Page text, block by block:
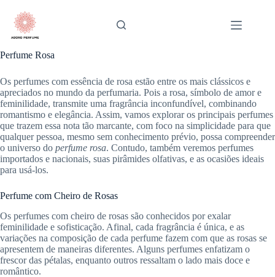
para
conteúdo
Perfume Rosa
Os perfumes com essência de rosa estão entre os mais clássicos e
apreciados no mundo da perfumaria. Pois a rosa, símbolo de amor e
feminilidade, transmite uma fragrância inconfundível, combinando
romantismo e elegância. Assim, vamos explorar os principais perfumes
que trazem essa nota tão marcante, com foco na simplicidade para que
qualquer pessoa, mesmo sem conhecimento prévio, possa compreender
o universo do perfume rosa. Contudo, também veremos perfumes
importados e nacionais, suas pirâmides olfativas, e as ocasiões ideais
para usá-los.
Perfume com Cheiro de Rosas
Os perfumes com cheiro de rosas são conhecidos por exalar
feminilidade e sofisticação. Afinal, cada fragrância é única, e as
variações na composição de cada perfume fazem com que as rosas se
apresentem de maneiras diferentes. Alguns perfumes enfatizam o
frescor das pétalas, enquanto outros ressaltam o lado mais doce e
romântico.